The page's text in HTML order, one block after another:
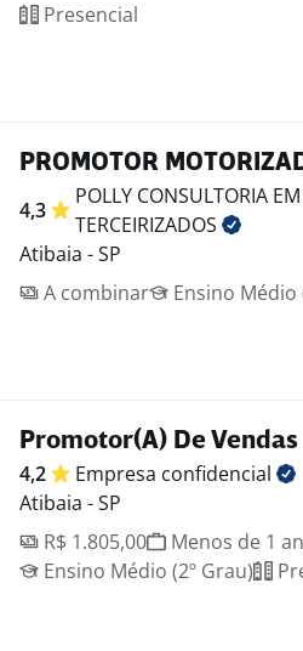
Presencial
PROMOTOR
4,3
POLLY CONSULTORIA
TERCEIRIZADOS
Atibaia - SP
A combinar
Ensino Médio
Promotor(A) De Vendas
4,2 Empresa confidencial
Atibaia - SP
R$ 1.805,00
Menos de 1
Ensino Médio (2º Grau)